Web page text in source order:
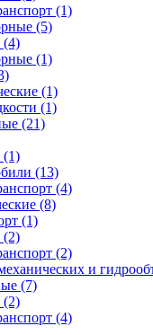
(1)
(5)
(4)
(1)
(1)
(1)
(21)
(1)
(13)
(4)
(8)
(1)
(2)
(2)
и
(7)
(2)
(4)